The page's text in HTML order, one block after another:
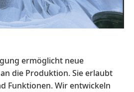
ermöglicht neue
die Produktion. Sie erlaubt
Funktionen. Wir entwickeln